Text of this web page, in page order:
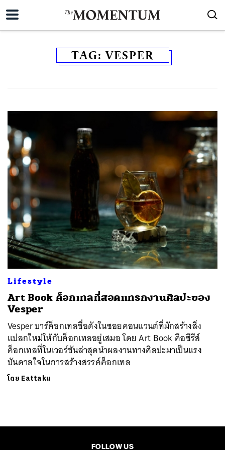
TAG:VESPER
Lifestyle
Art Book ค็อกเทลที่สอดแทรกงานศิลปะของ
Vesper
Vesper บาร์ค็อกเทลชื่อดังในซอยคอนแวนต์ที่มักสร้างสิ่ง
แปลกใหม่ให้กับค็อกเทลอยู่เสมอ โดย Art Book คือซีรีส์
ค็อกเทลที่ในเวอร์ชันล่าสุดนำผลงานทางศิลปะมาเป็นแรง
บันดาลใจในการสร้างสรรค์ค็อกเทล
โดย Eattaku
FOLLOW US
ค้นหา
SHARE TWEET LINE EMAIL